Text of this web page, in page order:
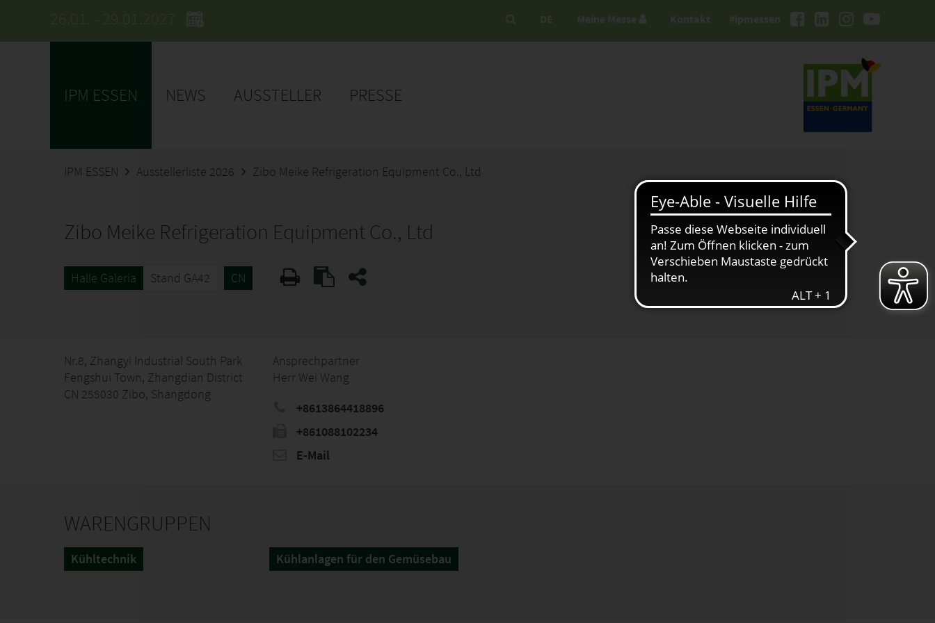
26.01. - 29.01.2027 #ipmessen
DE Meine Messe Kontakt
IPM ESSEN NEWS AUSSTELLER PRESSE
IPM ESSEN Ausstellerliste 2026 Zibo Meike Refrigeration Equipment Co., Ltd
Zibo Meike Refrigeration Equipment Co., Ltd
Halle Galeria Stand GA42 CN
Nr.8, Zhangyi Industrial South Park
Fengshui Town, Zhangdian District
CN 255030 Zibo, Shangdong
Ansprechpartner
Herr Wei Wang
+8613864418896
+861088102234
E-Mail
WARENGRUPPEN
Kühltechnik Kühlanlagen für den Gemüsebau